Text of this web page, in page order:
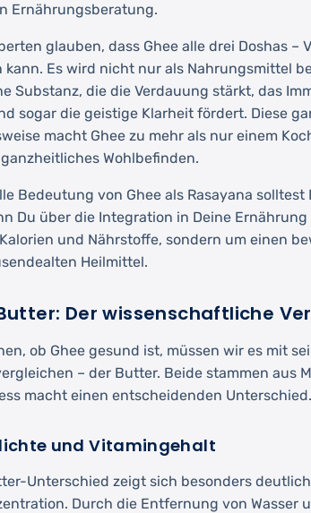
Ernährungsberatung.
glauben, dass Ghee alle drei Doshas –
kann. Es wird nicht nur als Nahrungsmittel
Substanz, die die Verdauung stärkt, das
sogar die geistige Klarheit fördert. Diese
macht Ghee zu mehr als nur einem
Wohlbefinden.
Bedeutung von Ghee als Rasayana solltest
Du über die Integration in Deine
und Nährstoffe, sondern um einen
Heilmittel.
Der wissenschaftliche
ob Ghee gesund ist, müssen wir es mit
– der Butter. Beide stammen aus
macht einen entscheidenden Unterschied.
und Vitamingehalt
Unterschied zeigt sich besonders
Durch die Entfernung von Wasser